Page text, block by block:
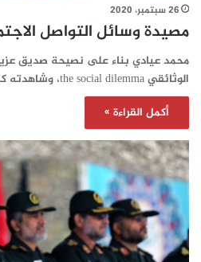
26 سبتمبر، 2020
مصيدة وسائل التواصل
محمد عيادي بناء على نصيحة صديق
الوثائقي the social dilemma، وشاهدته كاملا. ووجدت أن في…
أكمل القراءة »